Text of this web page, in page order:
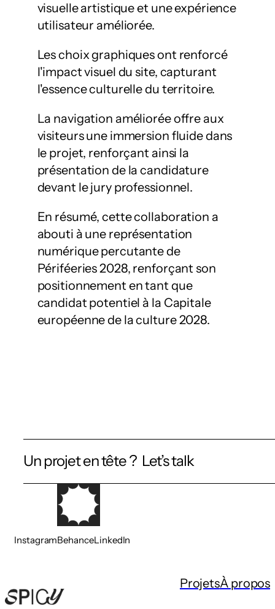
visuelle artistique et une expérience
utilisateur améliorée.
Les choix graphiques ont renforcé
l'impact visuel du site, capturant
l'essence culturelle du territoire.
La navigation améliorée offre aux
visiteurs une immersion fluide dans
le projet, renforçant ainsi la
présentation de la candidature
devant le jury professionnel.
En résumé, cette collaboration a
abouti à une représentation
numérique percutante de
Périféeries 2028, renforçant son
positionnement en tant que
candidat potentiel à la Capitale
européenne de la culture 2028.
Un projet en tête ?  Let’s talk
InstagramBehanceLinkedIn
ProjetsÀ propos